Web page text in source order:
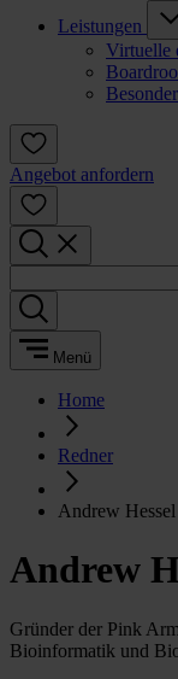
Leistungen
Virtuelle
Angebot anfordern
Menü
Home
Redner
Andrew Hessel
Andrew
Gründer der Pink
Bioinformatik und